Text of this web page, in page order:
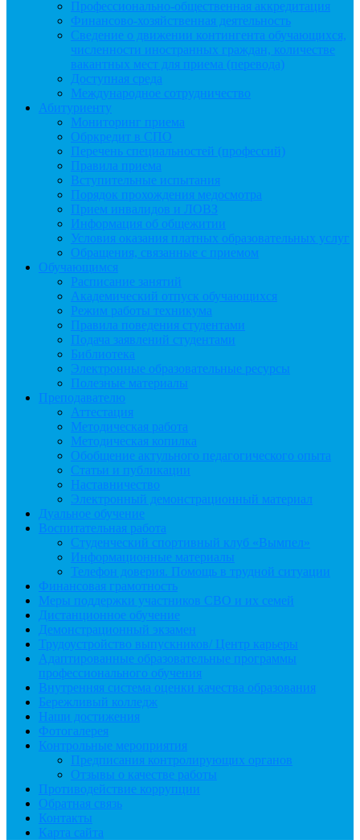
Профессионально-общественная аккредитация
Финансово-хозяйственная деятельность
Сведение о движении контингента обучающихся,
численности иностранных граждан, количестве
вакантных мест для приема (перевода)
Доступная среда
Международное сотрудничество
Абитуриенту
Мониторинг приема
Обркредит в СПО
Перечень специальностей (профессий)
Правила приема
Вступительные испытания
Порядок прохождения медосмотра
Прием инвалидов и ЛОВЗ
Информация об общежитии
Условия оказания платных образовательных услуг
Обращения, связанные с приемом
Обучающимся
Расписание занятий
Академический отпуск обучающихся
Режим работы техникума
Правила поведения студентами
Подача заявлений студентами
Библиотека
Электронные образовательные ресурсы
Полезные материалы
Преподавателю
Аттестация
Методическая работа
Методическая копилка
Обобщение актульного педагогического опыта
Статьи и публикации
Наставничество
Электронный демонстрационный материал
Дуальное обучение
Воспитательная работа
Студенческий спортивный клуб «Вымпел»
Информационные материалы
Телефон доверия. Помощь в трудной ситуации
Финансовая грамотность
Меры поддержки участников СВО и их семей
Дистанционное обучение
Демонстрационный экзамен
Трудоустройство выпускников/ Центр карьеры
Адаптированные образовательные программы
профессионального обучения
Внутренняя система оценки качества образования
Бережливый колледж
Наши достижения
Фотогалерея
Контрольные мероприятия
Предписания контролирующих органов
Отзывы о качестве работы
Противодействие коррупции
Обратная связь
Контакты
Карта сайта